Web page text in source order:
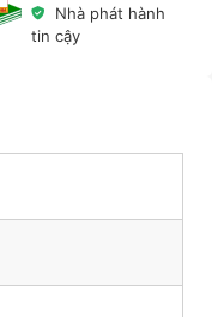
Nhà phát hành
tin cậy